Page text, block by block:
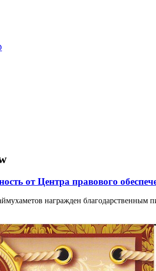
от Центра правового
награжден благодарственным